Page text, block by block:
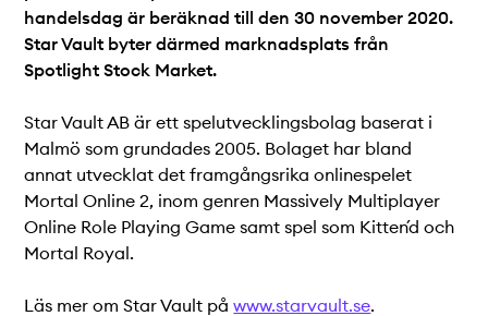
handelsdag är beräknad till den 30 november 2020.
Star Vault byter därmed marknadsplats från
Spotlight Stock Market.
Star Vault AB är ett spelutvecklingsbolag baserat i
Malmö som grundades 2005. Bolaget har bland
annat utvecklat det framgångsrika onlinespelet
Mortal Online 2, inom genren Massively Multiplayer
Online Role Playing Game samt spel som Kitten´d och
Mortal Royal.
Läs mer om Star Vault påwww.starvault.se.